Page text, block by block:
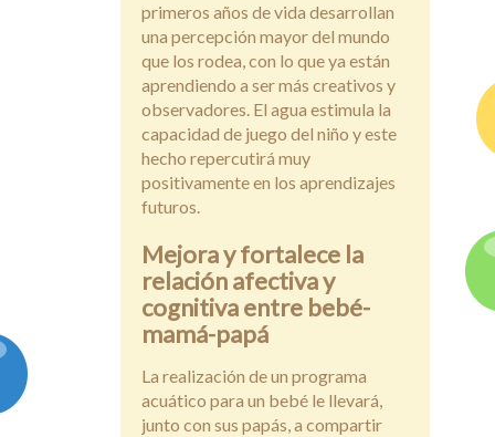
primeros años de vida desarrollan
una percepción mayor del mundo
que los rodea, con lo que ya están
aprendiendo a ser más creativos y
observadores. El agua estimula la
capacidad de juego del niño y este
hecho repercutirá muy
positivamente en los aprendizajes
futuros.
Mejora y fortalece la
relación afectiva y
cognitiva entre bebé-
mamá-papá
La realización de un programa
acuático para un bebé le llevará,
junto con sus papás, a compartir